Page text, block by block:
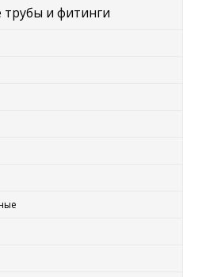
и фитинги